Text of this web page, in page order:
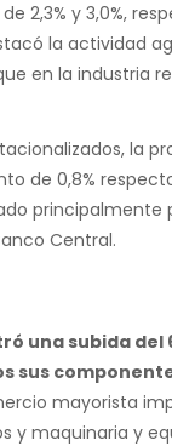
2,3% y 3,0%,
la actividad
en la industria
la
de 0,8%
principalmente
Central.
una subida del
sus
mayorista
y maquinaria y